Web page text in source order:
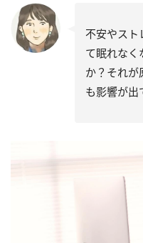
不安やスト
て眠れなく
か？それが
も影響が出